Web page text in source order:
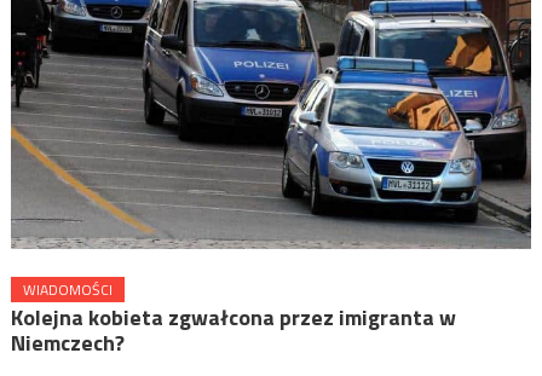
WIADOMOŚCI
Kolejna kobieta zgwałcona przez imigranta w
Niemczech?